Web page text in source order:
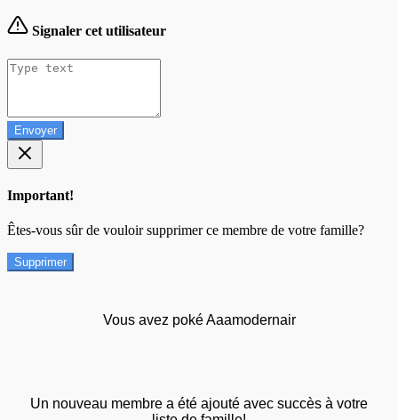
Signaler cet utilisateur
Envoyer
Important!
Êtes-vous sûr de vouloir supprimer ce membre de votre famille?
Supprimer
Vous avez poké Aaamodernair
Un nouveau membre a été ajouté avec succès à votre